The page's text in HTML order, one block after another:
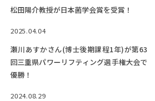
交通案内
松田陽介教授が日本菌学会賞を受賞！
2025.04.04
瀬川あすかさん(博士後期課程1年)が第63
回三重県パワーリフティング選手権大会で
優勝！
2024.08.29